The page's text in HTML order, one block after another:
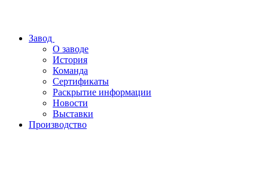
Завод
О заводе
История
Команда
Сертификаты
Раскрытие информации
Новости
Выставки
Производство